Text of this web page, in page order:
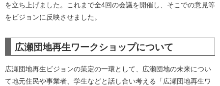
を立ち上げました。これまで全4回の会議を開催し、そこでの意見等
をビジョンに反映させました。
広瀬団地再生ワークショップについて
広瀬団地再生ビジョンの策定の一環として、広瀬団地の未来につい
て地元住民や事業者、学生などと話し合い考える「広瀬団地再生ワ